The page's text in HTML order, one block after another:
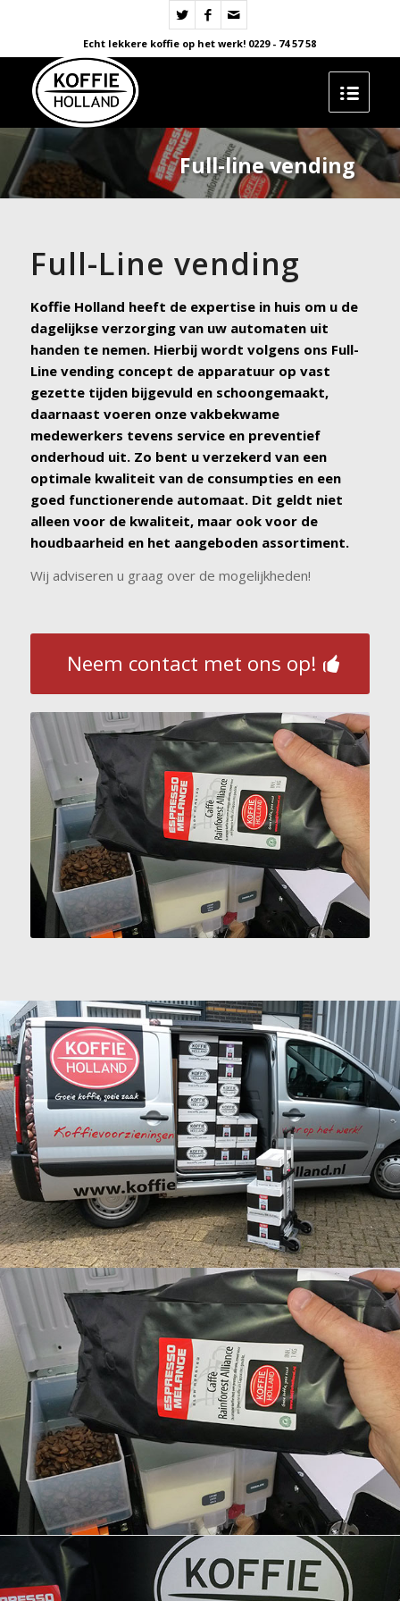
Echt lekkere koffie op het werk! 0229 - 74 57 58
Full-line vending
Full-Line vending
Koffie Holland heeft de expertise in huis om u de
dagelijkse verzorging van uw automaten uit
handen te nemen. Hierbij wordt volgens ons Full-
Line vending concept de apparatuur op vast
gezette tijden bijgevuld en schoongemaakt,
daarnaast voeren onze vakbekwame
medewerkers tevens service en preventief
onderhoud uit. Zo bent u verzekerd van een
optimale kwaliteit van de consumpties en een
goed functionerende automaat. Dit geldt niet
alleen voor de kwaliteit, maar ook voor de
houdbaarheid en het aangeboden assortiment.
Wij adviseren u graag over de mogelijkheden!
Neem contact met ons op!